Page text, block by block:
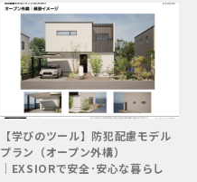
【学びのツール】防犯配慮モデル
プラン（オープン外構）
│EXSIORで安全･安心な暮らし